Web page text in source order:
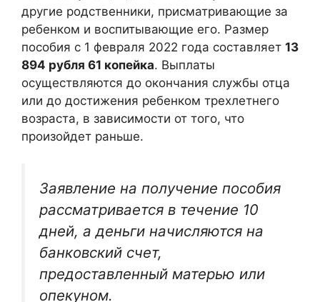
другие родственники, присматривающие за
ребенком и воспитывающие его. Размер
пособия с 1 февраля 2022 года составляет 13
894 рубля 61 копейка. Выплаты
осуществляются до окончания службы отца
или до достижения ребенком трехлетнего
возраста, в зависимости от того, что
произойдет раньше.
Заявление на получение пособия
рассматривается в течение 10
дней, а деньги начисляются на
банковский счет,
предоставленный матерью или
опекуном.